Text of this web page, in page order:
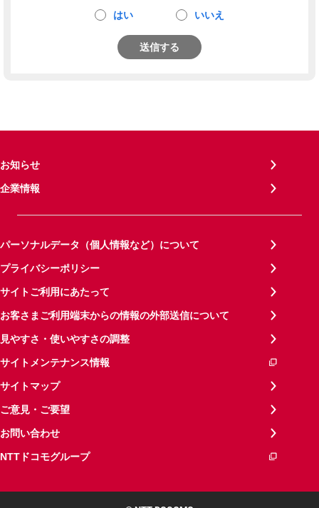
はい いいえ
送信する
お知らせ
企業情報
パーソナルデータ（個人情報など）について
プライバシーポリシー
サイトご利用にあたって
お客さまご利用端末からの情報の外部送信について
見やすさ・使いやすさの調整
サイトメンテナンス情報
サイトマップ
ご意見・ご要望
お問い合わせ
NTTドコモグループ